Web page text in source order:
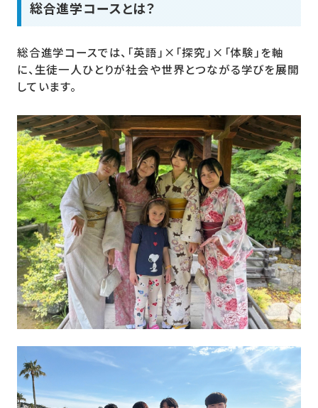
総合進学コースとは？
総合進学コースでは、「英語」×「探究」×「体験」を軸
に、生徒一人ひとりが社会や世界とつながる学びを展開
しています。